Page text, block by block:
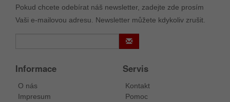
Pokud chcete odebírat náš newsletter, zadejte zde prosím
Vaši e-mailovou adresu. Newsletter můžete kdykoliv zrušit.
Informace
O nás
Impresum
Servis
Kontakt
Pomoc